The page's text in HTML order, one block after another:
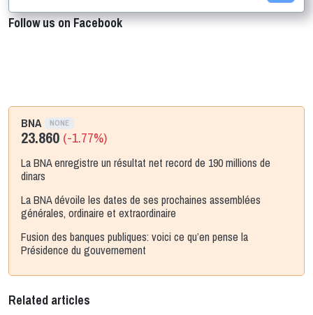
Follow us on Facebook
BNA NONE
23.860 (-1.77%)
La BNA enregistre un résultat net record de 190 millions de
dinars
La BNA dévoile les dates de ses prochaines assemblées
générales, ordinaire et extraordinaire
Fusion des banques publiques: voici ce qu’en pense la
Présidence du gouvernement
Related articles